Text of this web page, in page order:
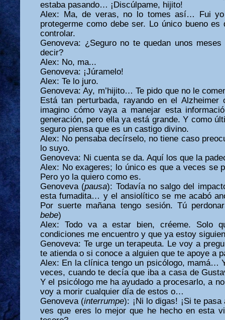
estaba pasando… ¡Discúlpame, hijito!
Alex: Ma, de veras, no lo tomes así… Fui
protegerme como debe ser. Lo único bueno
controlar.
Genoveva: ¿Seguro no te quedan unos
decir?
Alex: No, ma...
Genoveva: ¡Júramelo!
Alex: Te lo juro.
Genoveva: Ay, m’hijito… Te pido que no le
Está tan perturbada, rayando en el
imagino cómo vaya a manejar esta
generación, pero ella ya está grande. Y como
seguro piensa que es un castigo divino.
Alex: No pensaba decírselo, no tiene caso
lo suyo.
Genoveva: Ni cuenta se da. Aquí los que la
Alex: No exageres; lo único es que a veces se
Pero yo la quiero como es.
Genoveva (pausa): Todavía no salgo del
esta fumadita… y el ansiolítico se me acabó
Por suerte mañana tengo sesión. Tú
bebe)
Alex: Todo va a estar bien, créeme. Solo
condiciones me encuentro y que ya estoy
Genoveva: Te urge un terapeuta. Le voy a
te atienda o si conoce a alguien que te apoye a
Alex: En la clínica tengo un psicólogo, mamá…
veces, cuando te decía que iba a casa de
Y el psicólogo me ha ayudado a procesarlo, a
voy a morir cualquier día de estos o…
Genoveva (interrumpe): ¡Ni lo digas! ¡Si te
ves que eres lo mejor que he hecho en esta